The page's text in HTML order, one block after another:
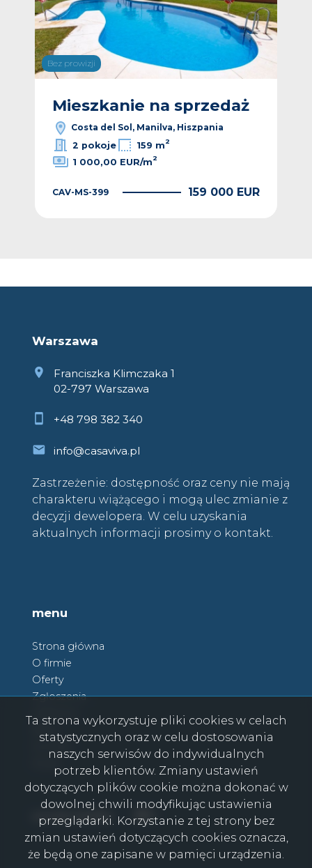
Bez prowizji
Mieszkanie na sprzedaż
Costa del Sol, Manilva, Hiszpania
2 pokoje
159 m2
1 000,00 EUR/m2
CAV-MS-399 159 000 EUR
Warszawa
Franciszka Klimczaka 1
02-797 Warszawa
+48 798 382 340
info@casaviva.pl
Zastrzeżenie: dostępność oraz ceny nie mają
charakteru wiążącego i mogą ulec zmianie z
decyzji dewelopera. W celu uzyskania
aktualnych informacji prosimy o kontakt.
menu
Strona główna
O firmie
Oferty
Zgłoszenia
Kontakt
social media Facebook
Facebook
Ta strona wykorzystuje pliki cookies w celach
statystycznych oraz w celu dostosowania
naszych serwisów do indywidualnych
potrzeb klientów. Zmiany ustawień
dotyczących plików cookie można dokonać w
dowolnej chwili modyfikując ustawienia
przeglądarki. Korzystanie z tej strony bez
zmian ustawień dotyczących cookies oznacza,
że będą one zapisane w pamięci urządzenia.